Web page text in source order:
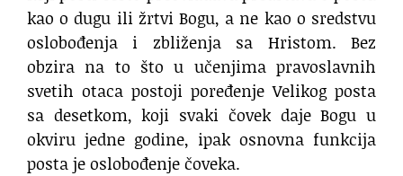
kao o dugu ili žrtvi Bogu, a ne kao o sredstvu
oslobođenja i zbliženja sa Hristom. Bez
obzira na to što u učenjima pravoslavnih
svetih otaca postoji poređenje Velikog posta
sa desetkom, koji svaki čovek daje Bogu u
okviru jedne godine, ipak osnovna funkcija
posta je oslobođenje čoveka.